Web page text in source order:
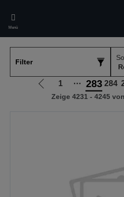
main
content
Menü
Filter
Zur
vorherigen
1 ⋯ 283 284
Zeige 4231 - 4245